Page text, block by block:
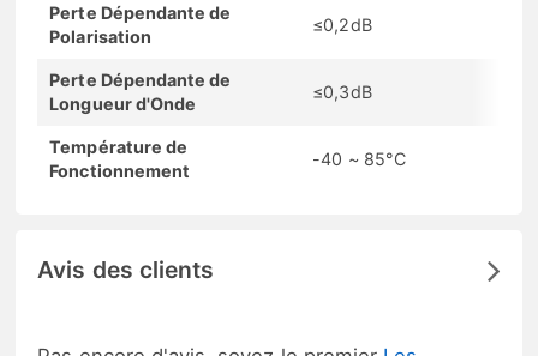
Perte Dépendante de
Polarisation
≤0,2dB
Perte Dépendante de
Longueur d'Onde
≤0,3dB
Température de
Fonctionnement
-40 ~ 85°C
Avis des clients